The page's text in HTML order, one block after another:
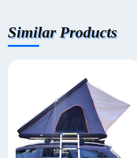
Similar Products